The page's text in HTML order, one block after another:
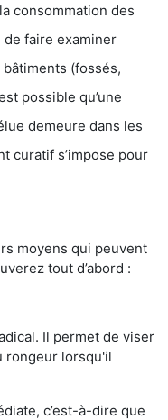
consommation des
faire examiner
(fossés,
possible qu’une
demeure dans les
curatif s’impose pour
moyens qui peuvent
tout d’abord :
Il permet de viser
rongeur lorsqu'il
c’est-à-dire que